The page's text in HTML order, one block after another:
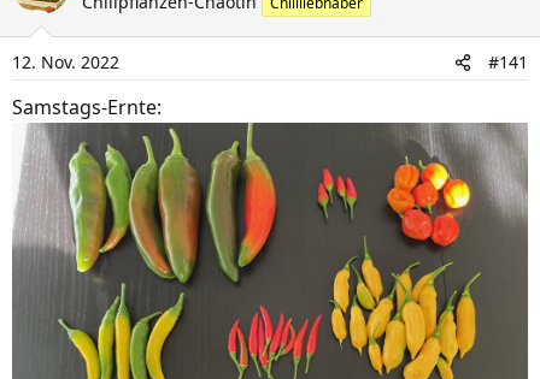
e
l
e
r
l
l
t
a
m
12. Nov. 2022 #141
Samstags-Ernte: